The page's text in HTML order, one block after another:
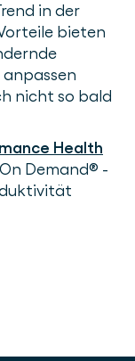
in der
bieten
nicht so bald
Health
Demand® -